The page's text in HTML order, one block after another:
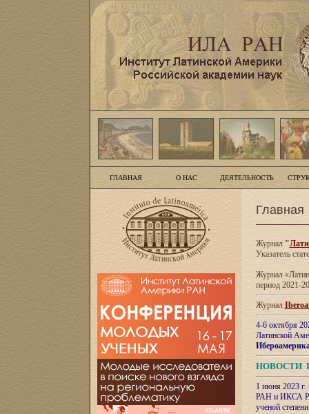
ГЛАВНАЯ О НАС ДЕЯТЕЛЬНОСТЬ
Главная
Журнал"
Указатель
Журнал
период 2021-
Журнал
4-6 октября
Латинской
НОВОСТИ
1 июня 2023
РАН и ИКСА
ученой